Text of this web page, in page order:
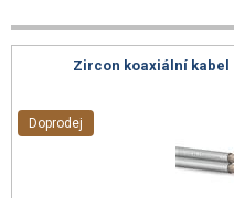
Zircon koaxiální kabel
Doprodej